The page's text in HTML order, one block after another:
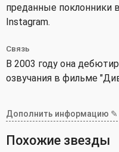
преданные поклонники
Instagram.
Связь
В 2003 году она
озвучания в фильме
Дополнить информацию ✎
Похожие звезды